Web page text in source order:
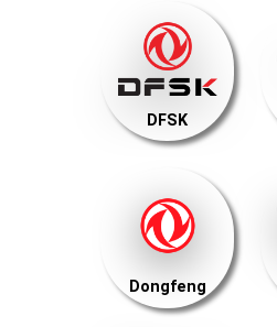
DFSK
Dongfeng